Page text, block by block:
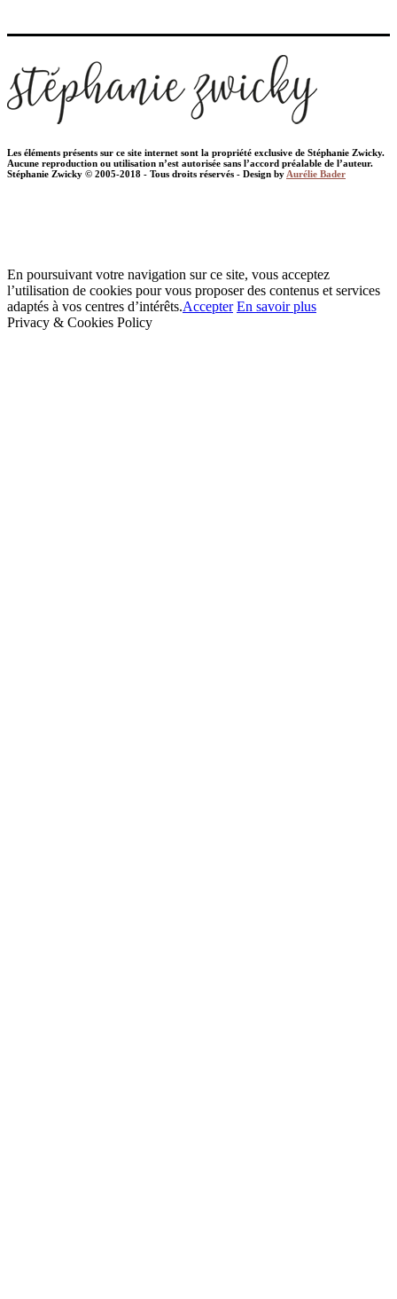
Les éléments présents sur ce site internet sont la propriété exclusive de Stéphanie Zwicky.
Aucune reproduction ou utilisation n’est autorisée sans l’accord préalable de l’auteur.
Stéphanie Zwicky © 2005-2018 - Tous droits réservés - Design by Aurélie Bader
En poursuivant votre navigation sur ce site, vous acceptez
l’utilisation de cookies pour vous proposer des contenus et services
adaptés à vos centres d’intérêts.Accepter En savoir plus
Privacy & Cookies Policy